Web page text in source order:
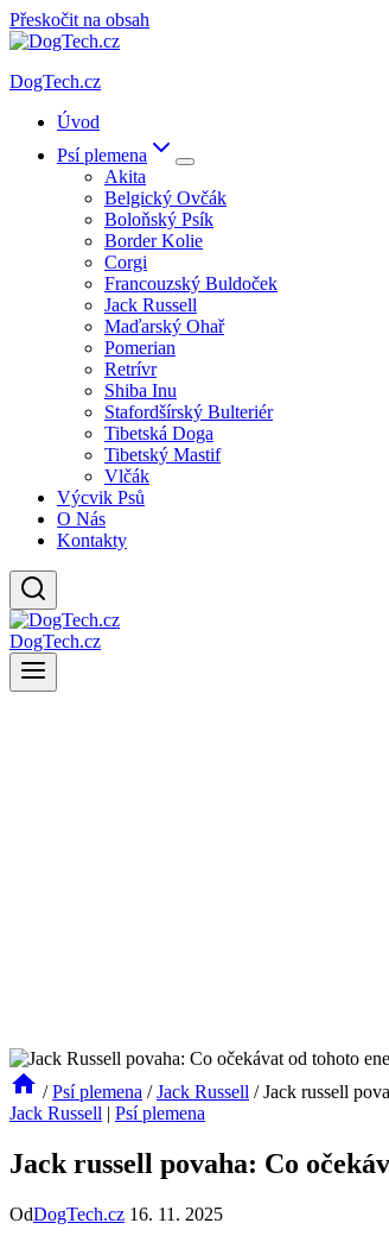
Přeskočit na obsah
DogTech.cz
Úvod
Psí plemena
Akita
Belgický Ovčák
Boloňský Psík
Border Kolie
Corgi
Francouzský Buldoček
Jack Russell
Maďarský Ohař
Pomerian
Retrívr
Shiba Inu
Stafordšírský Bulteriér
Tibetská Doga
Tibetský Mastif
Vlčák
Výcvik Psů
O Nás
Kontakty
DogTech.cz
/ Psí plemena / Jack Russell / Jack russell
Jack Russell | Psí plemena
Jack russell povaha: Co
OdDogTech.cz 16. 11. 2025